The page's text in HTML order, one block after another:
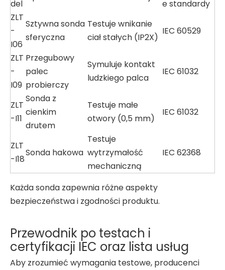
del
e standardy
ZLT
-
I06
Sztywna sonda
sferyczna
Testuje wnikanie
ciał stałych (IP2X)
IEC 60529
ZLT
-
I09
Przegubowy
palec
probierczy
Symuluje kontakt
ludzkiego palca
IEC 61032
ZLT
-I11
Sonda z
cienkim
drutem
Testuje małe
otwory (0,5 mm)
IEC 61032
ZLT
-I18
Sonda hakowa
Testuje
wytrzymałość
mechaniczną
IEC 62368
Każda sonda zapewnia różne aspekty
bezpieczeństwa i zgodności produktu.
Przewodnik po testach i
certyfikacji IEC oraz lista usług
Aby zrozumieć wymagania testowe, producenci